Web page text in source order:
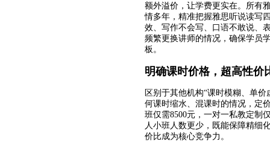
额外溢价，让学费更实在。所有
情多年，精准把握雅思听说读写
效、写作不会写、口语不敢说、
频繁更换讲师的情况，确保学员
板。
明确课时价格，超高性价
区别于其他机构“课时模糊、单
何课时缩水、混课时的情况，定
班仅需8500元，一对一私教定制
人小班人数更少，既能保障精细
价比成为核心竞争力。